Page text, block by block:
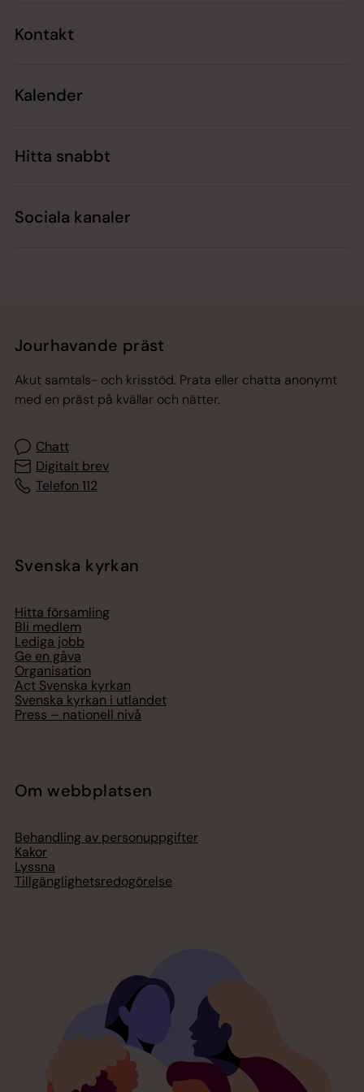
Kontakt
Kalender
Hitta snabbt
Sociala kanaler
Jourhavande präst
Akut samtals- och krisstöd. Prata eller chatta anonymt
med en präst på kvällar och nätter.
Chatt
Digitalt brev
Telefon 112
Svenska kyrkan
Hitta församling
Bli medlem
Lediga jobb
Ge en gåva
Organisation
Act Svenska kyrkan
Svenska kyrkan i utlandet
Press – nationell nivå
Om webbplatsen
Behandling av personuppgifter
Kakor
Lyssna
Tillgänglighetsredogörelse